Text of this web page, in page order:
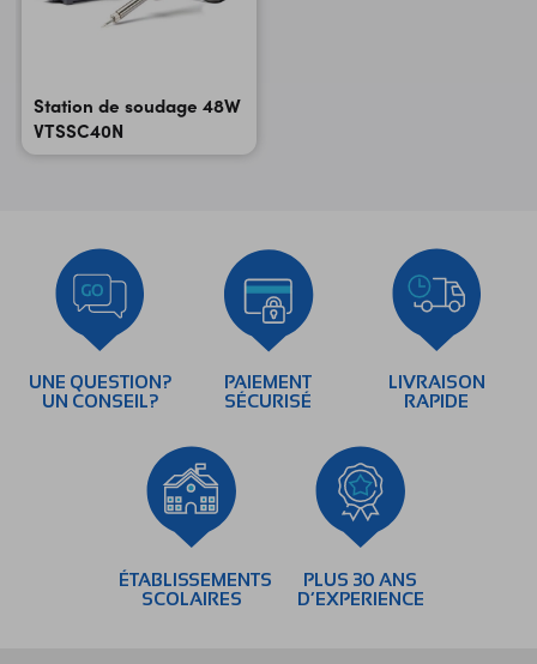
Station de soudage 48W
VTSSC40N
UNE QUESTION?
UN CONSEIL?
PAIEMENT
SÉCURISÉ
LIVRAISON
RAPIDE
ÉTABLISSEMENTS
SCOLAIRES
PLUS 30 ANS
D’EXPERIENCE